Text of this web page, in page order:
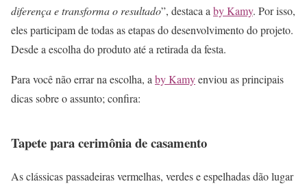
diferença e transforma o resultado”, destaca a by Kamy. Por isso,
eles participam de todas as etapas do desenvolvimento do projeto.
Desde a escolha do produto até a retirada da festa.
Para você não errar na escolha, a by Kamyenviou as principais
dicas sobre o assunto; confira:
Tapete para cerimônia de casamento
As clássicas passadeiras vermelhas, verdes e espelhadas dão lugar